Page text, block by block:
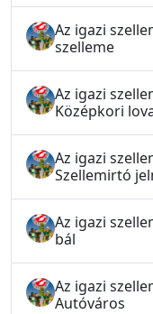
Az igazi
szelleme
Az igazi
Középkori
Az igazi
Szellemirtó
Az igazi
bál
Az igazi
Autóváros